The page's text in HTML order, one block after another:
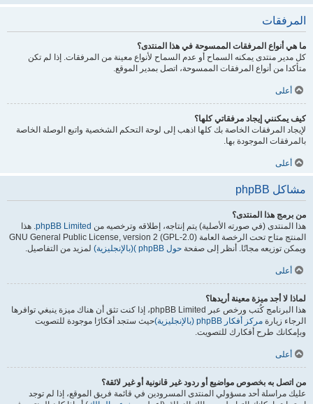
المرفقات
ما هي أنواع المرفقات الممسوحة في هذا المنتدى؟
كل مدير منتدى يمكنه السماح أو عدم السماح لأنواع معينة من المرفقات. إذا لم تكن
متأكدا من أنواع المرفقات الممسوحة، اتصل بمدير الموقع.
أعلى
كيف يمكنني إيجاد مرفقاتي كلها؟
لإيجاد المرفقات الخاصة بك كلها اذهب إلى لوحة التحكم الشخصية واتبع الوصلة الخاصة
بالمرفقات الموجودة بها.
أعلى
مشاكل phpBB
من برمج هذا المنتدى؟
هذا المنتدى (في صورته الأصلية) يتم إنتاجه، إطلاقه وترخصيه من phpBB Limited. هذا
المنتج متاح تحت الرخصة العامة GNU General Public License, version 2 (GPL-2.0)
ويمكن توزيعه مجانًا. أنظر إلى صفحة حول phpBB )(بالإنجليزية) لمزيد من التفاصيل.
أعلى
لماذا لا أجد ميزة معينة أريدها؟
هذا البرنامج كُتب ورخص عبر phpBB Limited، إذا كنت تثق أن هناك ميزة ينبغي توافرها
الرجاء زيارة مركز أفكار phpBB (بالإنجليزية)
حيث ستجد أفكارًا موجودة للتصويت
وبإمكانك طرح أفكارك للتصويت.
أعلى
من اتصل به بخصوص مواضيع أو ردود غير قانونية أو غير لائقة؟
عليك مراسلة أحد مسؤولي المنتدى المسرودين في قائمة فريق الموقع، إذا لم توجد